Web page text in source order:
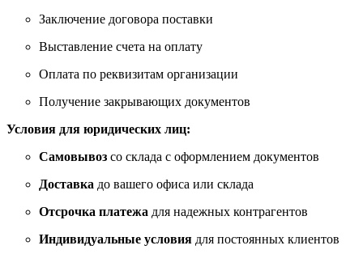
Заключение договора поставки
Выставление счета на оплату
Оплата по реквизитам организации
Получение закрывающих документов
Условия для юридических лиц:
Самовывоз со склада с оформлением документов
Доставка до вашего офиса или склада
Отсрочка платежа для надежных контрагентов
Индивидуальные условия для постоянных клиентов